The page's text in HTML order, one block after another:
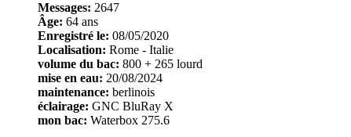
Messages: 2647
Âge: 64 ans
Enregistré le: 08/05/2020
Localisation: Rome - Italie
volume du bac: 800 + 265 lourd
mise en eau: 20/08/2024
maintenance: berlinois
éclairage: GNC BluRay X
mon bac: Waterbox 275.6